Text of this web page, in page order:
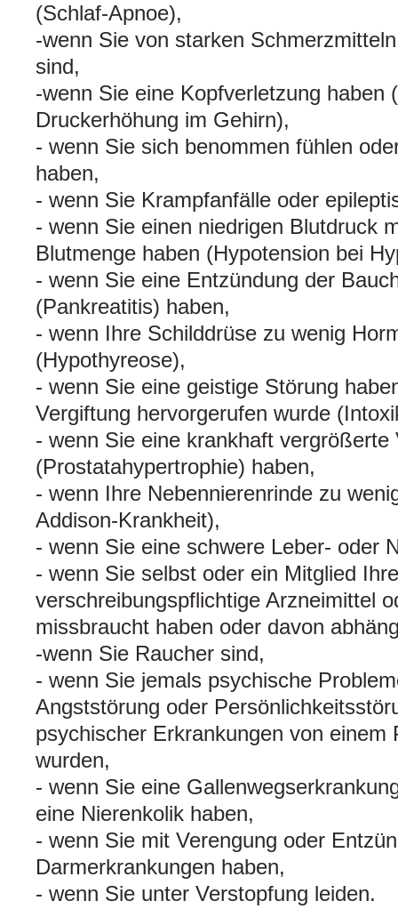
(Schlaf-Apnoe),
-wenn Sie von starken
sind,
-wenn Sie eine Kopfverletzung haben
Druckerhöhung im Gehirn),
- wenn Sie sich benommen fühlen
haben,
- wenn Sie Krampfanfälle oder
- wenn Sie einen niedrigen Blutdruck
Blutmenge haben (Hypotension bei
- wenn Sie eine Entzündung der
(Pankreatitis) haben,
- wenn Ihre Schilddrüse zu wenig
(Hypothyreose),
- wenn Sie eine geistige Störung
Vergiftung hervorgerufen wurde
- wenn Sie eine krankhaft vergrößerte
(Prostatahypertrophie) haben,
- wenn Ihre Nebennierenrinde zu
Addison-Krankheit),
- wenn Sie eine schwere Leber- oder
- wenn Sie selbst oder ein Mitglied
verschreibungspflichtige Arzneimittel
missbraucht haben oder davon
-wenn Sie Raucher sind,
- wenn Sie jemals psychische
Angststörung oder
psychischer Erkrankungen von einem
wurden,
- wenn Sie eine
eine Nierenkolik haben,
- wenn Sie mit Verengung oder
Darmerkrankungen haben,
- wenn Sie unter Verstopfung leiden.